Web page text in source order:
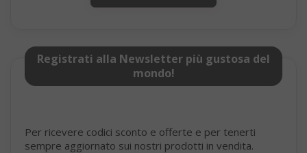
Registrati alla Newsletter più gustosa del
mondo!
Per ricevere codici sconto e offerte e per tenerti
sempre aggiornato sui nostri prodotti in vendita.
Privacy Policy